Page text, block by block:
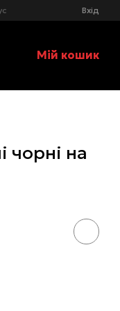
Вхід
Мій кошик
чорні на